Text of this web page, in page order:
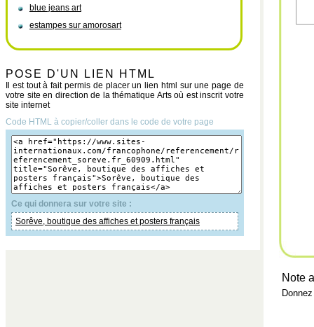
blue jeans art
estampes sur amorosart
POSE D'UN LIEN HTML
Il est tout à fait permis de placer un lien html sur une page de
votre site en direction de la thématique Arts où est inscrit votre
site internet
Code HTML à copier/coller dans le code de votre page
Ce qui donnera sur votre site :
Sorêve, boutique des affiches et posters français
Note